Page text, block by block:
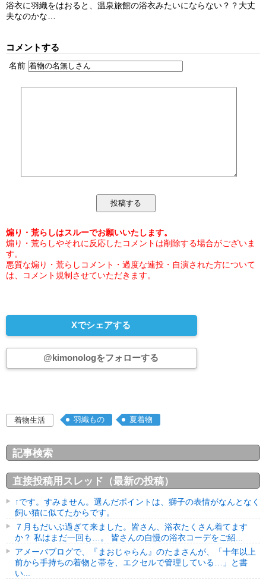
浴衣に羽織をはおると、温泉旅館の浴衣みたいにならない？？大丈
夫なのかな…
コメントする
名前
煽り・荒らしはスルーでお願いいたします。
煽り・荒らしやそれに反応したコメントは削除する場合がございま
す。
悪質な煽り・荒らしコメント・過度な連投・自演された方について
は、コメント規制させていただきます。
Xでシェアする
@kimonologをフォローする
着物生活 羽織もの 夏着物
記事検索
直接投稿用スレッド（最新の投稿）
↑です。すみません。選んだポイントは、獅子の表情がなんとなく
飼い猫に似てたからです。
７月もだいぶ過ぎて来ました。皆さん、浴衣たくさん着てます
か？ 私はまだ一回も…。 皆さんの自慢の浴衣コーデをご紹...
アメーバブログで、『まおじゃらん』のたまさんが、「十年以上
前から手持ちの着物と帯を、エクセルで管理している…」と書
い...